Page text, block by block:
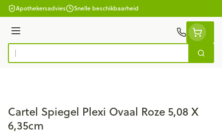
Ga naar de inhoud
Apothekersadvies Snelle beschikbaarheid
Menu
Product, merk, categorie... Zoek
Cartel Spiegel Plexi Ovaal Roze 5,08 X
6,35cm